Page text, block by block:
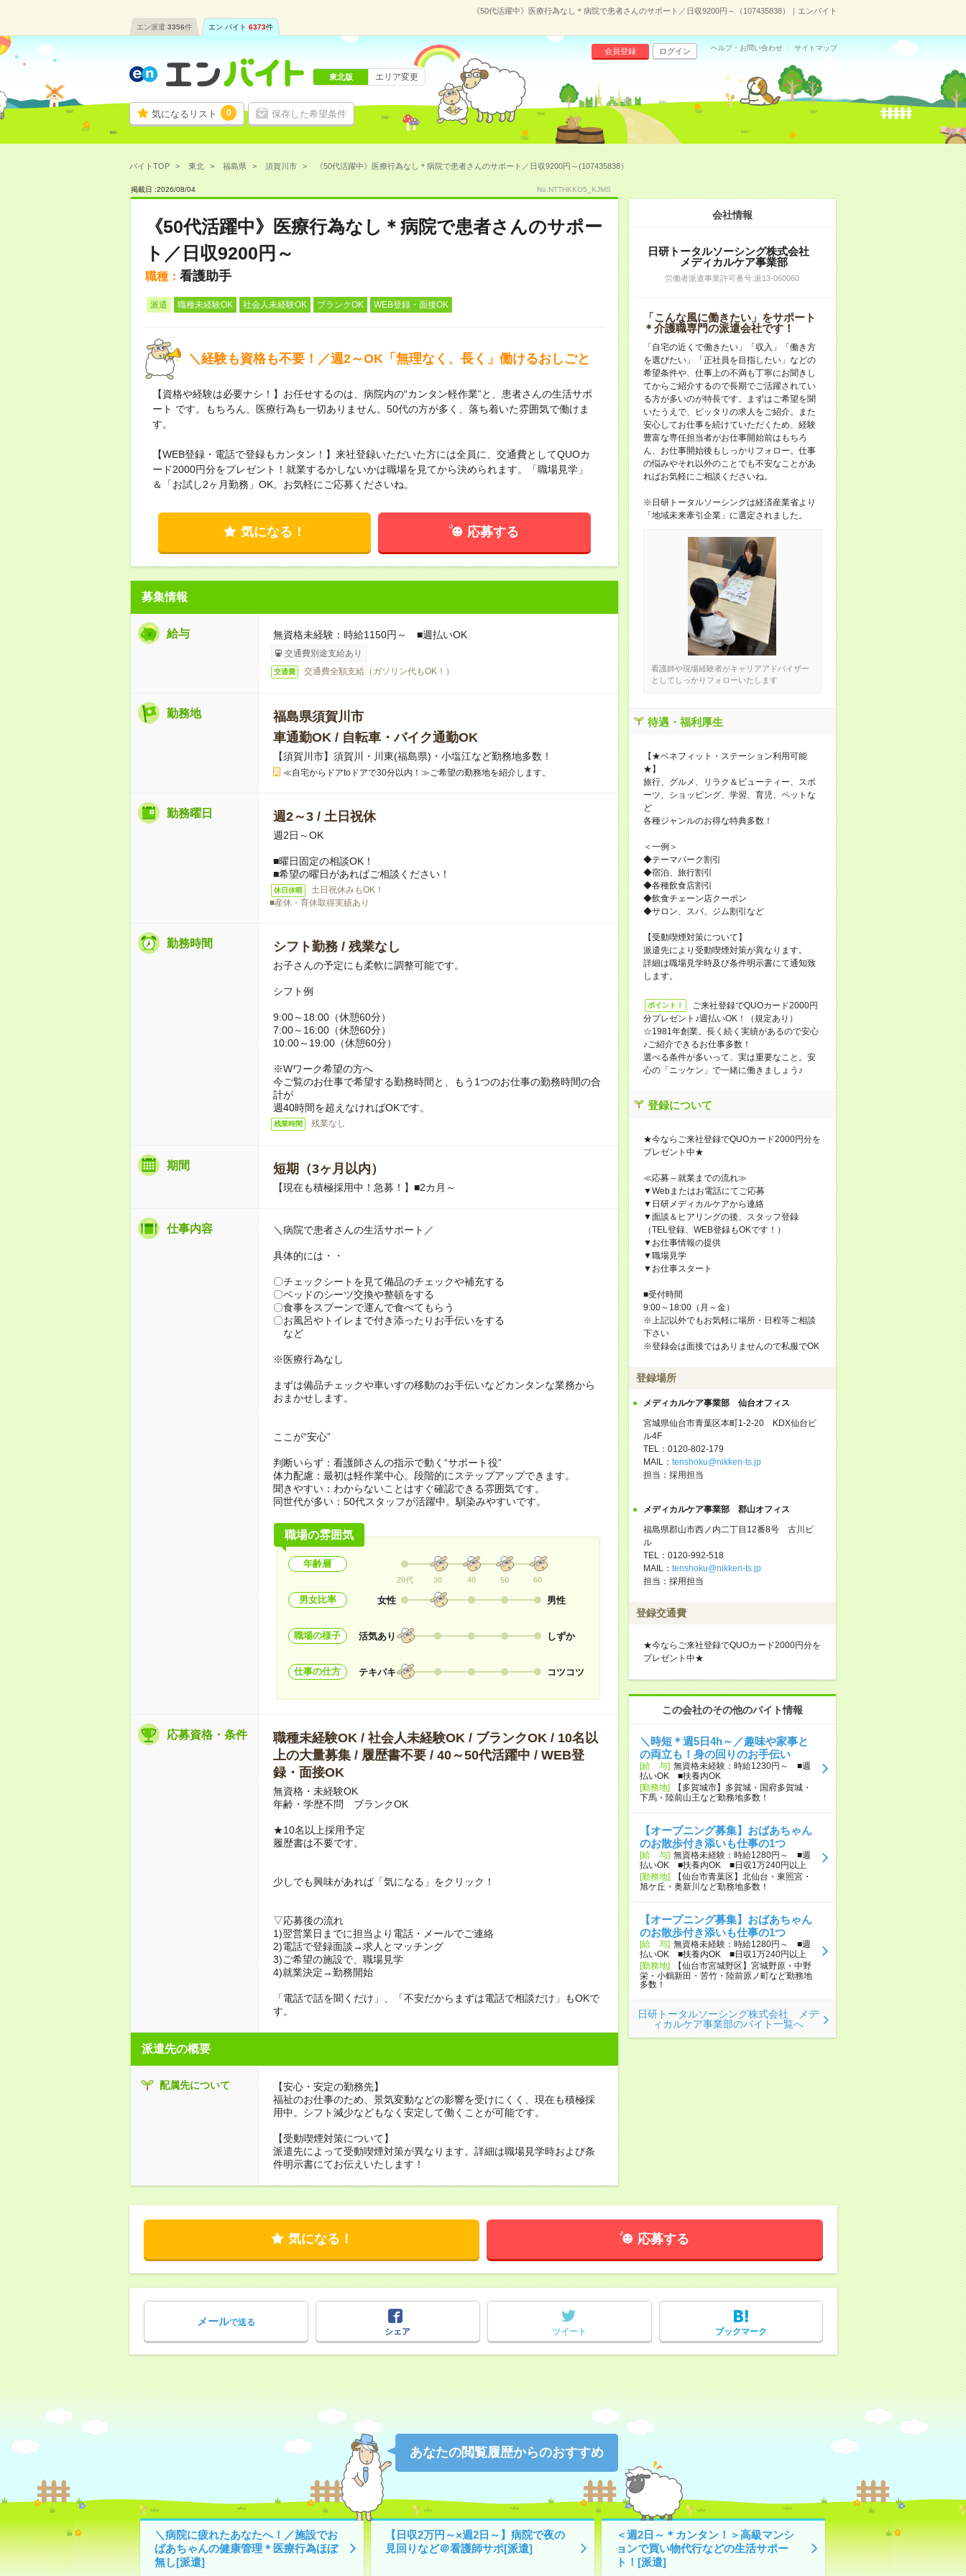
《50代活躍中》医療行為なし＊病院で患者さんのサポート／日収9200円～（107435838）｜エンバイト
エン派遣 3356件 エン バイト 6373件
気になるリスト 0 保存した希望条件
会員登録 ログイン ヘルプ・お問い合わせ サイトマップ
東北版 エリア変更
バイトTOP 東北 福島県 須賀川市 《50代活躍中》医療行為なし＊病院で患者さんのサポート／日収9200円～(107435838）
掲載日 :2026/08/04 No.NTTHKKO5_KJMS
《50代活躍中》医療行為なし＊病院で患者さんのサポー
ト／日収9200円～
職種： 看護助手
派遣 職種未経験OK 社会人未経験OK ブランクOK WEB登録・面接OK
＼経験も資格も不要！／週2～OK「無理なく、長く」働けるおしごと
【資格や経験は必要ナシ！】お任せするのは、病院内の“カンタン軽作業”と、患者さんの生活サポ
ート です。もちろん、医療行為も一切ありません。50代の方が多く、落ち着いた雰囲気で働けま
す。
【WEB登録・電話で登録もカンタン！】来社登録いただいた方には全員に、交通費としてQUOカ
ード2000円分をプレゼント！就業するかしないかは職場を見てから決められます。「職場見学」
＆「お試し2ヶ月勤務」OK。お気軽にご応募くださいね。
気になる！ 応募する
募集情報
給与 無資格未経験：時給1150円～ ■週払いOK
交通費別途支給あり
交通費 交通費全額支給（ガソリン代もOK！）
勤務地
福島県須賀川市
車通勤OK / 自転車・バイク通勤OK
【須賀川市】須賀川・川東(福島県)・小塩江など勤務地多数！
≪自宅からドアtoドアで30分以内！≫ご希望の勤務地を紹介します。
勤務曜日 週2～3 / 土日祝休
週2日～OK
■曜日固定の相談OK！
■希望の曜日があればご相談ください！
休日休暇
土日祝休みもOK！
■産休・育休取得実績あり
勤務時間 シフト勤務 / 残業なし
お子さんの予定にも柔軟に調整可能です。
シフト例
9:00～18:00（休憩60分）
7:00～16:00（休憩60分）
10:00～19:00（休憩60分）
※Wワーク希望の方へ
今ご覧のお仕事で希望する勤務時間と、もう1つのお仕事の勤務時間の合
計が
週40時間を超えなければOKです。
残業時間 残業なし
期間 短期（3ヶ月以内）
【現在も積極採用中！急募！】■2カ月～
仕事内容 ＼病院で患者さんの生活サポート／
具体的には・・
〇チェックシートを見て備品のチェックや補充する
〇ベッドのシーツ交換や整頓をする
〇食事をスプーンで運んで食べてもらう
〇お風呂やトイレまで付き添ったりお手伝いをする
など
※医療行為なし
まずは備品チェックや車いすの移動のお手伝いなどカンタンな業務から
おまかせします。
ここが“安心”
判断いらず：看護師さんの指示で動く“サポート役”
体力配慮：最初は軽作業中心。段階的にステップアップできます。
聞きやすい：わからないことはすぐ確認できる雰囲気です。
同世代が多い：50代スタッフが活躍中。馴染みやすいです。
職場の雰囲気
年齢層
20代 30 40 50 60
男女比率 女性 男性
職場の様子 活気あり しずか
仕事の仕方 テキパキ コツコツ
応募資格・条件
職種未経験OK / 社会人未経験OK / ブランクOK / 10名以
上の大量募集 / 履歴書不要 / 40～50代活躍中 / WEB登
録・面接OK
無資格・未経験OK
年齢・学歴不問 ブランクOK
★10名以上採用予定
履歴書は不要です。
少しでも興味があれば「気になる」をクリック！
▽応募後の流れ
1)翌営業日までに担当より電話・メールでご連絡
2)電話で登録面談→求人とマッチング
3)ご希望の施設で、職場見学
4)就業決定→勤務開始
「電話で話を聞くだけ」、「不安だからまずは電話で相談だけ」もOKで
す。
派遣先の概要
配属先について
【安心・安定の勤務先】
福祉のお仕事のため、景気変動などの影響を受けにくく、現在も積極採
用中。シフト減少などもなく安定して働くことが可能です。
【受動喫煙対策について】
派遣先によって受動喫煙対策が異なります。詳細は職場見学時および条
件明示書にてお伝えいたします！
会社情報
日研トータルソーシング株式会社
メディカルケア事業部
労働者派遣事業許可番号:派13-060060
「こんな風に働きたい」をサポート
＊介護職専門の派遣会社です！
「自宅の近くで働きたい」「収入」「働き方
を選びたい」「正社員を目指したい」などの
希望条件や、仕事上の不満も丁寧にお聞きし
てからご紹介するので長期でご活躍されてい
る方が多いのが特長です。まずはご希望を聞
いたうえで、ピッタリの求人をご紹介。また
安心してお仕事を続けていただくため、経験
豊富な専任担当者がお仕事開始前はもちろ
ん、お仕事開始後もしっかりフォロー。仕事
の悩みやそれ以外のことでも不安なことがあ
ればお気軽にご相談くださいね。
※日研トータルソーシングは経済産業省より
「地域未来牽引企業」に選定されました。
看護師や現場経験者がキャリアアドバイザー
としてしっかりフォローいたします
待遇・福利厚生
【★ベネフィット・ステーション利用可能
★】
旅行、グルメ、リラク＆ビューティー、スポ
ーツ、ショッピング、学習、育児、ペットな
ど
各種ジャンルのお得な特典多数！
＜一例＞
◆テーマパーク割引
◆宿泊、旅行割引
◆各種飲食店割引
◆飲食チェーン店クーポン
◆サロン、スパ、ジム割引など
【受動喫煙対策について】
派遣先により受動喫煙対策が異なります。
詳細は職場見学時及び条件明示書にて通知致
します。
ポイント！
ご来社登録でQUOカード2000円
分プレゼント♪週払いOK！（規定あり）
☆1981年創業。長く続く実績があるので安心
♪ご紹介できるお仕事多数！
選べる条件が多いって、実は重要なこと。安
心の「ニッケン」で一緒に働きましょう♪
登録について
★今ならご来社登録でQUOカード2000円分を
プレゼント中★
≪応募～就業までの流れ≫
▼Webまたはお電話にてご応募
▼日研メディカルケアから連絡
▼面談＆ヒアリングの後、スタッフ登録
（TEL登録、WEB登録もOKです！）
▼お仕事情報の提供
▼職場見学
▼お仕事スタート
■受付時間
9:00～18:00（月～金）
※上記以外でもお気軽に場所・日程等ご相談
下さい
※登録会は面接ではありませんので私服でOK
登録場所
メディカルケア事業部 仙台オフィス
宮城県仙台市青葉区本町1-2-20 KDX仙台ビ
ル4F
TEL：0120-802-179
MAIL： tenshoku@nikken-ts.jp
担当：採用担当
メディカルケア事業部 郡山オフィス
福島県郡山市西ノ内二丁目12番8号 古川ビ
ル
TEL：0120-992-518
MAIL： tenshoku@nikken-ts.jp
担当：採用担当
登録交通費
★今ならご来社登録でQUOカード2000円分を
プレゼント中★
この会社のその他のバイト情報
＼時短＊週5日4h～／趣味や家事と
の両立も！身の回りのお手伝い
[給 与] 無資格未経験：時給1230円～ ■週
払いOK ■扶養内OK
[勤務地]
【多賀城市】多賀城・国府多賀城・
下馬・陸前山王など勤務地多数！
【オープニング募集】おばあちゃん
のお散歩付き添いも仕事の1つ
[給 与] 無資格未経験：時給1280円～ ■週
払いOK ■扶養内OK ■日収1万240円以上
[勤務地]
【仙台市青葉区】北仙台・東照宮・
旭ケ丘・奥新川など勤務地多数！
【オープニング募集】おばあちゃん
のお散歩付き添いも仕事の1つ
[給 与] 無資格未経験：時給1280円～ ■週
払いOK ■扶養内OK ■日収1万240円以上
[勤務地]
【仙台市宮城野区】宮城野原・中野
栄・小鶴新田・苦竹・陸前原ノ町など勤務地
多数！
日研トータルソーシング株式会社 メデ
ィカルケア事業部のバイト一覧へ
気になる！ 応募する
メールで送る
シェア
ツイート ブックマーク
あなたの閲覧履歴からのおすすめ
＼病院に疲れたあなたへ！／施設でお
ばあちゃんの健康管理＊医療行為ほぼ
無し[派遣]
【日収2万円～×週2日～】病院で夜の
見回りなど＠看護師サポ[派遣]
＜週2日～＊カンタン！＞高級マンシ
ョンで買い物代行などの生活サポー
ト！[派遣]